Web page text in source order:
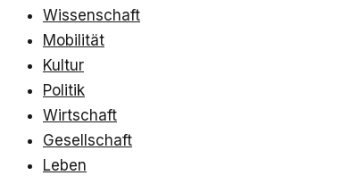
Wissenschaft
Mobilität
Kultur
Politik
Wirtschaft
Gesellschaft
Leben